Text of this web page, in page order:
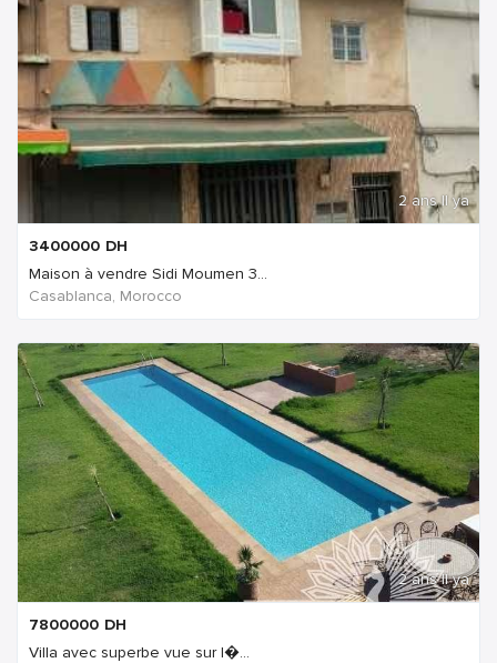
2 ans Il ya
3400000 DH
Maison à vendre Sidi Moumen 3...
Casablanca, Morocco
2 ans Il ya
7800000 DH
Villa avec superbe vue sur l�...